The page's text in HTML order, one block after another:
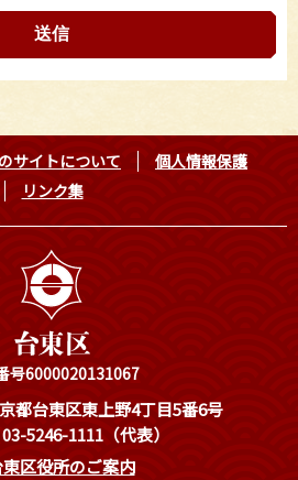
サイトについて
個人情報保護
リンク集
号6000020131067
都台東区東上野4丁目5番6号
5246-1111（代表）
東区役所のご案内